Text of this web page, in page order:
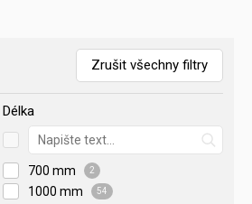
Zrušit všechny filtry
Délka
700 mm 2
1000 mm 54